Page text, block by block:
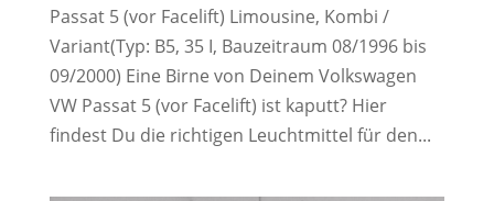
Passat 5 (vor Facelift) Limousine, Kombi /
Variant(Typ: B5, 35 I, Bauzeitraum 08/1996 bis
09/2000) Eine Birne von Deinem Volkswagen
VW Passat 5 (vor Facelift) ist kaputt? Hier
findest Du die richtigen Leuchtmittel für den...